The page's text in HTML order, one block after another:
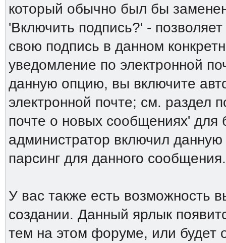
который обычно был бы
'Включить подпись?' -
свою подпись в данном
уведомление по электронной
данную опцию, вы включите
электронной почте; см. раздел
почте о новых сообщениях'
администратор включил
парсинг для данного сообщения.
У вас также есть возможность
создании. Данный ярлык
тем на этом форуме, или будет